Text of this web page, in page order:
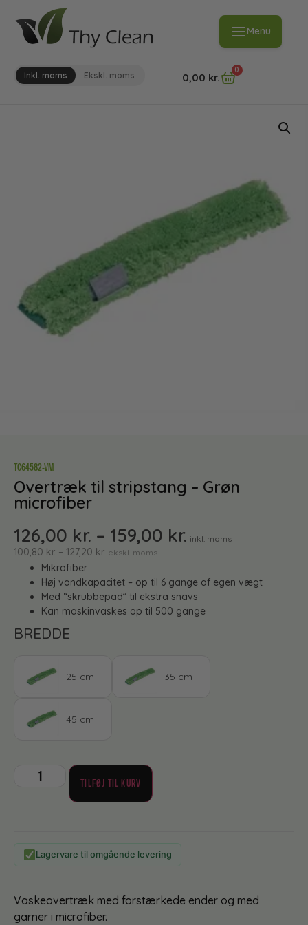
Menu
Inkl. moms Ekskl. moms 0,00 kr.
0
TC64582-VM
Overtræk til stripstang – Grøn
microfiber
126,00 kr. – 159,00 kr. inkl. moms
100,80 kr. – 127,20 kr. ekskl. moms
Mikrofiber
Høj vandkapacitet – op til 6 gange af egen vægt
Med “skrubbepad” til ekstra snavs
Kan maskinvaskes op til 500 gange
BREDDE
25 cm 35 cm
45 cm
TILFØJ TIL KURV
Lagervare til omgående levering
Vaskeovertræk med forstærkede ender og med
garner i microfiber.